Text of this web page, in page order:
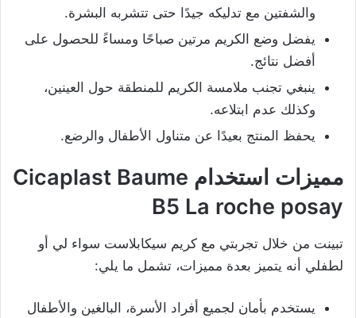
والشفتين مع تدليكه جيدًا حتى تتشربه البشرة.
يفضل وضع الكريم مرتين صباحًا ومساءً للحصول على
أفضل نتائج.
ينبغي تجنب ملامسة الكريم للمنطقة حول العينين،
وكذلك عدم ابتلاعه.
يحفظ المنتج بعيدًا عن متناول الأطفال والرضع.
مميزات استخدام Cicaplast Baume
B5 La roche posay
تبينت من خلال تجربتي مع كريم سيكابلاست سواء لي أو
لطفلي أنه يتميز بعدة مميزات، تشمل ما يلي:
يستخدم بأمان لجميع أفراد الأسرة، البالغين والأطفال